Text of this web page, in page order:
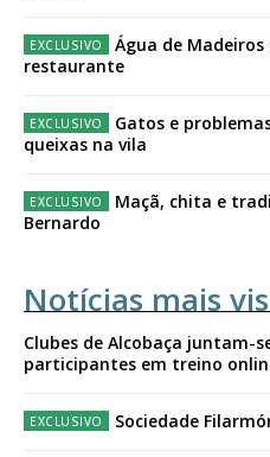
Água de
restaurante
Gatos e
queixas na vila
Maçã, chita e
Bernardo
Notícias mais
Clubes de Alcobaça juntam-
participantes em treino
Sociedade